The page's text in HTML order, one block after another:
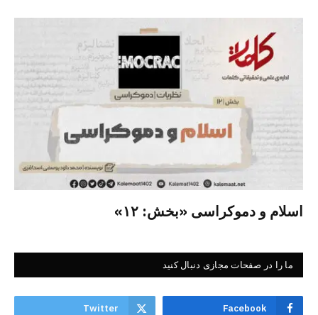
اسلام و دموکراسی «بخش: ۱۲»
ما را در صفحات مجازی دنبال کنید
Facebook
Twitter